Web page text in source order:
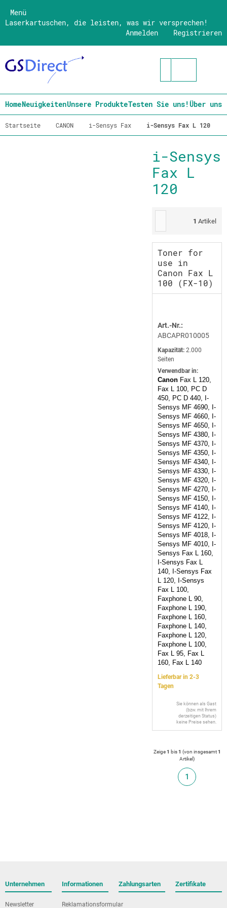
Menü
Laserkartuschen, die leisten, was wir versprechen!
Registrieren
Anmelden
HomeNeuigkeitenUnsere ProdukteTesten Sie uns!Über uns
Startseite CANON i-Sensys Fax i-Sensys Fax L 120
i-Sensys
Fax L
120
1 Artikel
Toner for
use in
Canon Fax L
100 (FX-10)
Art.-Nr.:
ABCAPR010005
Kapazität: 2.000
Seiten
Verwendbar in:
Canon Fax L 120,
Fax L 100, PC D
450, PC D 440, I-
Sensys MF 4690, I-
Sensys MF 4660, I-
Sensys MF 4650, I-
Sensys MF 4380, I-
Sensys MF 4370, I-
Sensys MF 4350, I-
Sensys MF 4340, I-
Sensys MF 4330, I-
Sensys MF 4320, I-
Sensys MF 4270, I-
Sensys MF 4150, I-
Sensys MF 4140, I-
Sensys MF 4122, I-
Sensys MF 4120, I-
Sensys MF 4018, I-
Sensys MF 4010, I-
Sensys Fax L 160,
I-Sensys Fax L
140, I-Sensys Fax
L 120, I-Sensys
Fax L 100,
Faxphone L 90,
Faxphone L 190,
Faxphone L 160,
Faxphone L 140,
Faxphone L 120,
Faxphone L 100,
Fax L 95, Fax L
160, Fax L 140
Lieferbar in 2-3
Tagen
Sie können als Gast
(bzw. mit Ihrem
derzeitigen Status)
keine Preise sehen.
Zeige1 bis1 (von insgesamt1
Artikel)
1
Unternehmen
Newsletter
Informationen
Reklamationsformular
Zahlungsarten Zertifikate